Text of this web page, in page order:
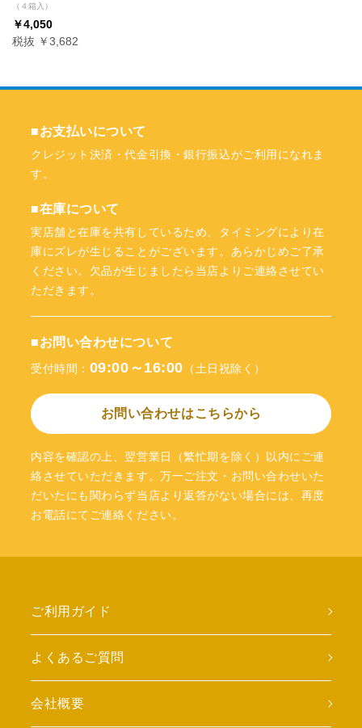
（４箱入）
￥4,050
税抜 ￥3,682
■お支払いについて
クレジット決済・代金引換・銀行振込がご利用になれま
す。
■在庫について
実店舗と在庫を共有しているため、タイミングにより在
庫にズレが生じることがございます。あらかじめご了承
ください。欠品が生じましたら当店よりご連絡させてい
ただきます。
■お問い合わせについて
受付時間： 09:00～16:00 （土日祝除く）
お問い合わせはこちらから
内容を確認の上、翌営業日（繁忙期を除く）以内にご連
絡させていただきます。万一ご注文・お問い合わせいた
だいたにも関わらず当店より返答がない場合には、再度
お電話にてご連絡ください。
ご利用ガイド
よくあるご質問
会社概要